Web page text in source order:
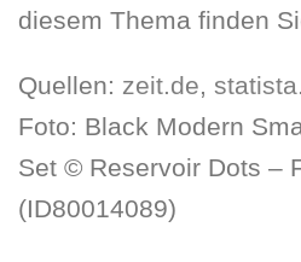
diesem Thema finden
Quellen: zeit.de,
Foto: Black Modern
Set © Reservoir Dots –
(ID80014089)